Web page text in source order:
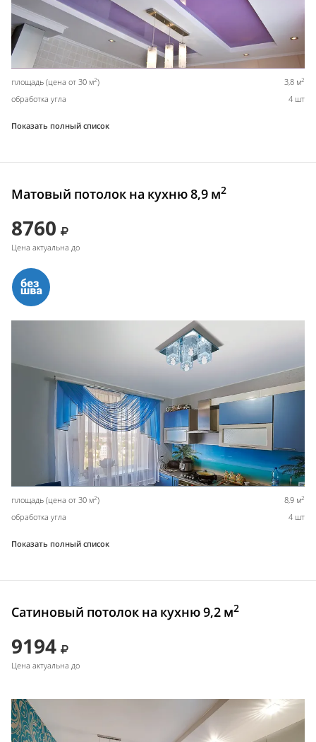
площадь (цена от 30 м2) 3,8 м2
обработка угла 4 шт
Показать полный список
Матовый потолок на кухню 8,9 м2
8760
Цена актуальна до
площадь (цена от 30 м2) 8,9 м2
обработка угла 4 шт
Показать полный список
Сатиновый потолок на кухню 9,2 м2
9194
Цена актуальна до